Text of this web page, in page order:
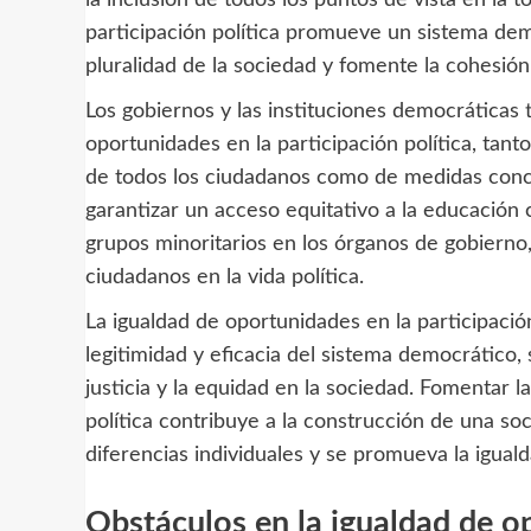
participación política promueve un sistema
pluralidad de la sociedad y fomente la
Los gobiernos y las instituciones
oportunidades en la participación política,
de todos los ciudadanos como de medidas
garantizar un acceso equitativo a la
grupos minoritarios en los órganos de
ciudadanos en la vida política.
La igualdad de oportunidades en la
legitimidad y eficacia del sistema
justicia y la equidad en la sociedad. Fomentar
política contribuye a la construcción de una
diferencias individuales y se promueva la
Obstáculos en la igualdad de